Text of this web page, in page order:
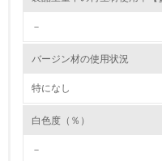
境対策を理解し、実践している
環境活動に関する規格やプロ
－
バージン材の使用状況
特になし
白色度（％）
－